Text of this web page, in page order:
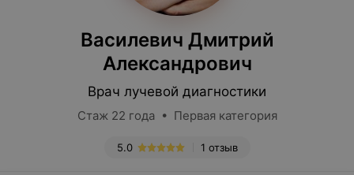
Василевич Дмитрий
Александрович
Врач лучевой диагностики
Стаж 22 года • Первая категория
1 отзыв
5.0